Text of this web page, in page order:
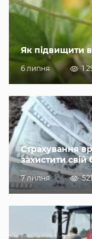
Як підвищити
6 липня 1
Страхування
захистити свій
7 липня 521